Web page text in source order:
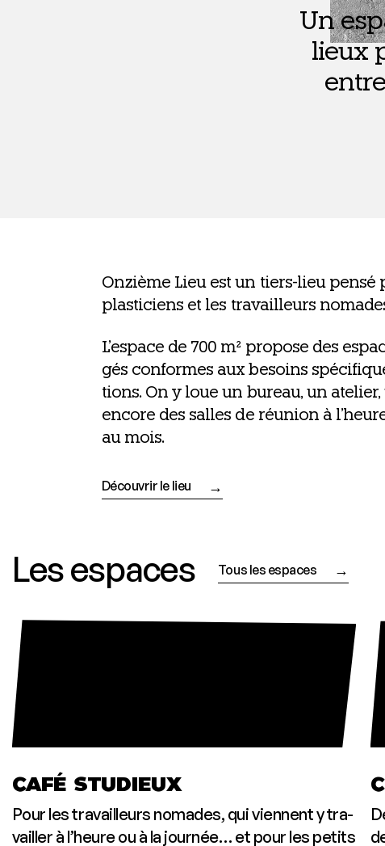
Un
lieux
Onzième Lieu est un tiers-lieu pen­sé
plas­ti­ciens et les tra­vailleurs
L’es­pace de 700 m² pro­pose des
gés conformes aux besoins
tions. On y loue un bureau, un
encore des salles de réunion à
au mois.
Découvrir le lieu
Les espaces Tous les espaces
CAFÉ STUDIEUX
Pour les tra­vailleurs nomades, qui viennent y tra­
vailler à l’heure ou à la jour­née… et pour les petits